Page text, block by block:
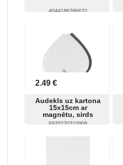
4044186286632
2.49 €
Audekls uz kartona
15x15cm ar
magnētu, sirds
6920220310908
Pirkt